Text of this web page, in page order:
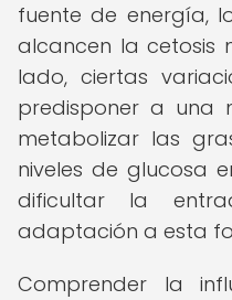
fuente de energía,
alcancen la cetosis
lado, ciertas
predisponer a una
metabolizar las
niveles de glucosa
dificultar la
adaptación a esta
Comprender la